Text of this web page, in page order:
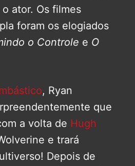
ator. Os filmes
foram os elogiados
o Controle e O
, Ryan
que
a volta de Hugh
e trará
Depois de